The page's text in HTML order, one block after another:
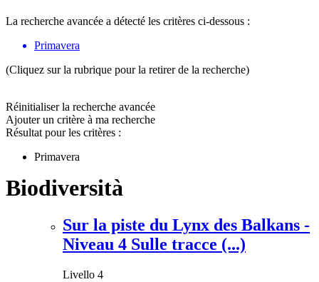
La recherche avancée a détecté les critères ci-dessous :
Primavera
(Cliquez sur la rubrique pour la retirer de la recherche)
Réinitialiser la recherche avancée
Ajouter un critère à ma recherche
Résultat pour les critères :
Primavera
Biodiversità
Sur la piste du Lynx des Balkans -
Niveau 4 Sulle tracce (...)
Livello 4